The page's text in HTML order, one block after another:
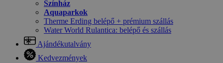
Színház
Aquaparkok
Therme Erding belépő + prémium szállás
Water World Rulantica: belépő és szállás
Ajándékutalvány
Kedvezmények